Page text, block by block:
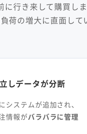
行き来して購買し
荷の増大に直面して
しデータが分断
システムが追加され、
情報がバラバラに管理